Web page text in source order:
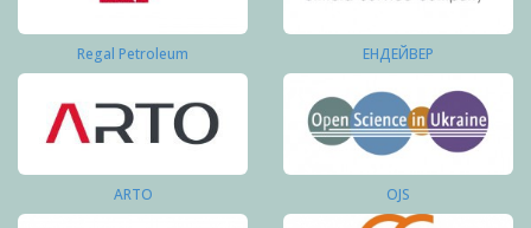
Regal Petroleum ЕНДЕЙВЕР
ARTO OJS